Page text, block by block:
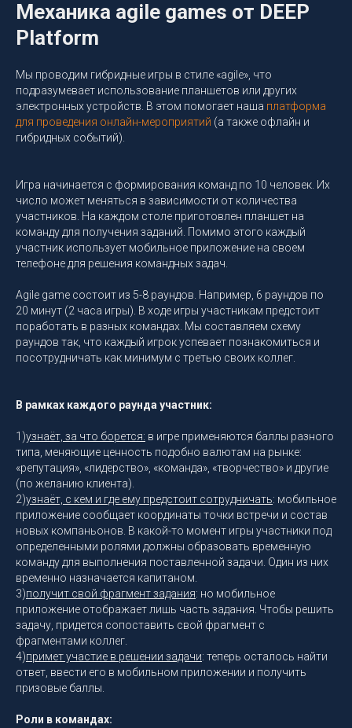
Механика agile games от DEEP
Platform
Мы проводим гибридные игры в стиле «agile», что
подразумевает использование планшетов или других
электронных устройств. В этом помогает наша платформа
для проведения онлайн-мероприятий (а также офлайн и
гибридных событий).
Игра начинается с формирования команд по 10 человек. Их
число может меняться в зависимости от количества
участников. На каждом столе приготовлен планшет на
команду для получения заданий. Помимо этого каждый
участник использует мобильное приложение на своем
телефоне для решения командных задач.
Agile game состоит из 5-8 раундов. Например, 6 раундов по
20 минут (2 часа игры). В ходе игры участникам предстоит
поработать в разных командах. Мы составляем схему
раундов так, что каждый игрок успевает познакомиться и
посотрудничать как минимум с третью своих коллег.
В рамках каждого раунда участник:
1)узнаёт, за что борется: в игре применяются баллы разного
типа, меняющие ценность подобно валютам на рынке:
«репутация», «лидерство», «команда», «творчество» и другие
(по желанию клиента).
2)узнаёт, с кем и где ему предстоит сотрудничать: мобильное
приложение сообщает координаты точки встречи и состав
новых компаньонов. В какой-то момент игры участники под
определенными ролями должны образовать временную
команду для выполнения поставленной задачи. Один из них
временно назначается капитаном.
3)получит свой фрагмент задания: но мобильное
приложение отображает лишь часть задания. Чтобы решить
задачу, придется сопоставить свой фрагмент с
фрагментами коллег.
4)примет участие в решении задачи: теперь осталось найти
ответ, ввести его в мобильном приложении и получить
призовые баллы.
Роли в командах: